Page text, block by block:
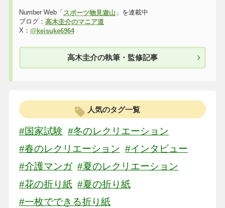
Number Web「 スポーツ物見遊山 」を連載中
ブログ： 高木圭介のマニア道
X： @keisuke6964
高木圭介の執筆・監修記事
人気のタグ一覧
#国家試験 #冬のレクリエーション
#春のレクリエーション #インタビュー
#介護マンガ #夏のレクリエーション
#花の折り紙 #夏の折り紙
#一枚でできる折り紙